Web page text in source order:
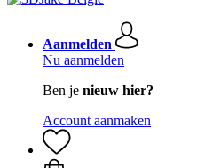
Aanmelden
Nu aanmelden
Ben je nieuw hier?
Account aanmaken